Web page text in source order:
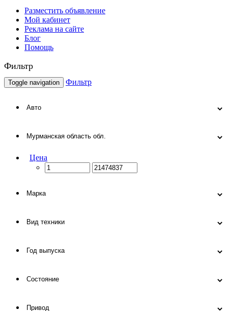
Разместить объявление
Мой кабинет
Реклама на сайте
Блог
Помощь
Фильтр
Toggle navigation Фильтр
Цена